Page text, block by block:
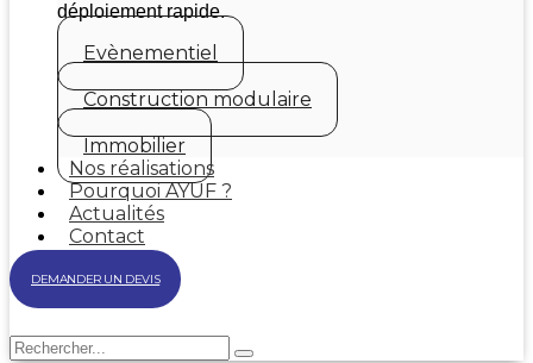
déploiement rapide.
Evènementiel
Construction modulaire
Immobilier
Nos réalisations
Pourquoi AYUF ?
Actualités
Contact
DEMANDER UN DEVIS